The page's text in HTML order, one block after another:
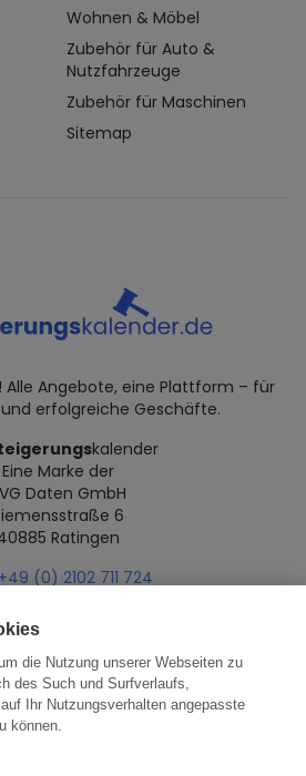
Wohnen & Möbel
Zubehör für Auto &
Nutzfahrzeuge
Zubehör für Maschinen
Sitemap
Alle Angebote, eine Plattform – für
erfolgreiche Geschäfte.
kalender
Eine Marke der
Daten GmbH
6
Ratingen
+49 (0) 2102 711 724
Impressum Über uns
die Nutzung unserer Webseiten zu
des Such und Surfverlaufs,
Ihr Nutzungsverhalten angepasste
können.